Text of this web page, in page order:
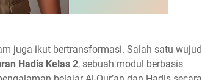
juga ikut bertransformasi. Salah satu wujud
Hadis Kelas 2, sebuah modul berbasis